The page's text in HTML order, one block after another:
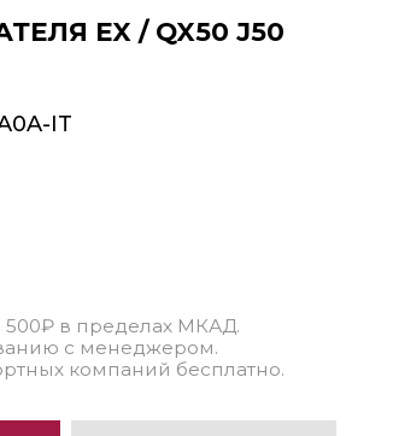
EX / QX50 J50
IT
500₽ в пределах МКАД.
с менеджером.
компаний бесплатно.